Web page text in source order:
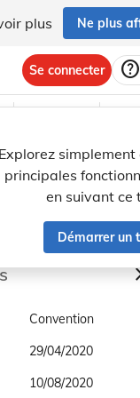
plus Ne plus
Se connecter help
Explorez
principales
en suivant ce
Démarrer un
Lancer la recherche
Filtres
Convention
29/04/2020
10/08/2020